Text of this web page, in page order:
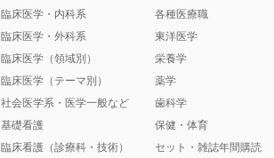
臨床医学・内科系
臨床医学・外科系
臨床医学（領域別）
臨床医学（テーマ別）
社会医学系・医学一般など
基礎看護
臨床看護（診療科・技術）
各種医療職
東洋医学
栄養学
薬学
歯科学
保健・体育
セット・雑誌年間購読